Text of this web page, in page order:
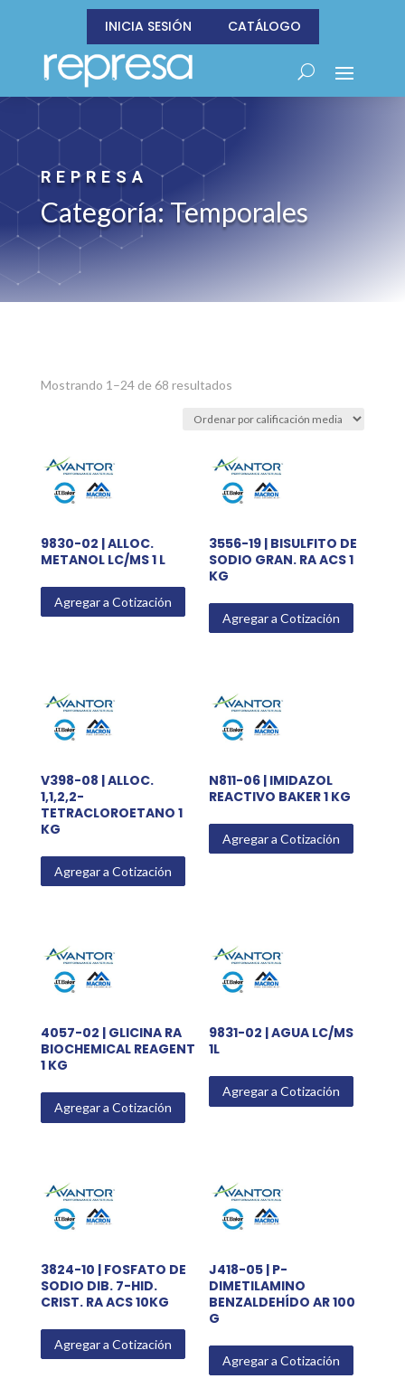
INICIA SESIÓN CATÁLOGO
REPRESA
Categoría: Temporales
Mostrando 1–24 de 68 resultadosSorted
average
9830-02 | ALLOC.
METANOL LC/MS 1 L
Agregar a Cotización
3556-19 | BISULFITO DE
SODIO GRAN. RA ACS 1
KG
Agregar a Cotización
V398-08 | ALLOC.
1,1,2,2-
TETRACLOROETANO 1
KG
Agregar a Cotización
N811-06 | IMIDAZOL
REACTIVO BAKER 1 KG
Agregar a Cotización
4057-02 | GLICINA RA
BIOCHEMICAL REAGENT
1 KG
Agregar a Cotización
9831-02 | AGUA LC/MS
1L
Agregar a Cotización
3824-10 | FOSFATO DE
SODIO DIB. 7-HID.
CRIST. RA ACS 10KG
Agregar a Cotización
J418-05 | P-
DIMETILAMINO
BENZALDEHÍDO AR 100
G
Agregar a Cotización